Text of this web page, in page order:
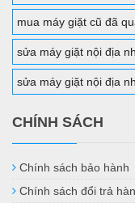
mua máy giặt cũ đã
sửa máy giặt nội địa
sửa máy giặt nội địa
CHÍNH SÁCH
Chính sách bảo hành
Chính sách đổi trả